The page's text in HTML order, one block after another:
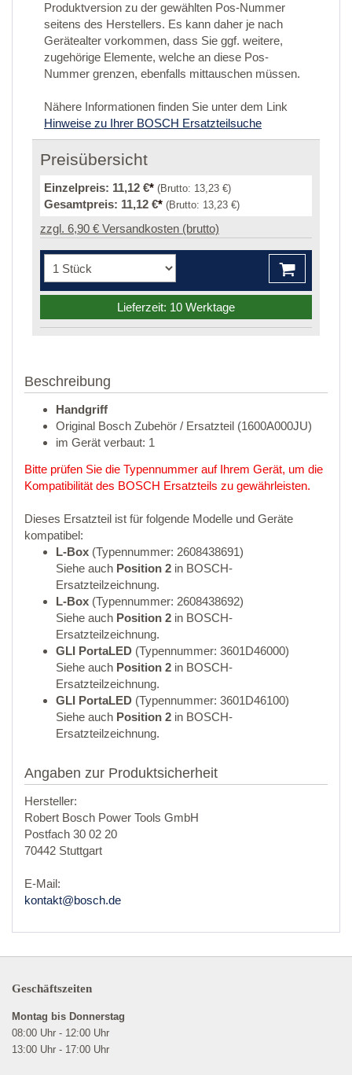
Produktversion zu der gewählten Pos-Nummer
seitens des Herstellers. Es kann daher je nach
Gerätealter vorkommen, dass Sie ggf. weitere,
zugehörige Elemente, welche an diese Pos-
Nummer grenzen, ebenfalls mittauschen müssen.
Nähere Informationen finden Sie unter dem Link
Hinweise zu Ihrer BOSCH Ersatzteilsuche
Preisübersicht
Einzelpreis: 11,12 €* (Brutto: 13,23 €)
Gesamtpreis: 11,12 €* (Brutto: 13,23 €)
zzgl. 6,90 € Versandkosten (brutto)
Lieferzeit: 10 Werktage
Beschreibung
Handgriff
Original Bosch Zubehör / Ersatzteil (1600A000JU)
im Gerät verbaut: 1
Bitte prüfen Sie die Typennummer auf Ihrem Gerät, um die
Kompatibilität des BOSCH Ersatzteils zu gewährleisten.
Dieses Ersatzteil ist für folgende Modelle und Geräte
kompatibel:
L-Box (Typennummer: 2608438691)
Siehe auch Position 2 in BOSCH-
Ersatzteilzeichnung.
L-Box (Typennummer: 2608438692)
Siehe auch Position 2 in BOSCH-
Ersatzteilzeichnung.
GLI PortaLED (Typennummer: 3601D46000)
Siehe auch Position 2 in BOSCH-
Ersatzteilzeichnung.
GLI PortaLED (Typennummer: 3601D46100)
Siehe auch Position 2 in BOSCH-
Ersatzteilzeichnung.
Angaben zur Produktsicherheit
Hersteller:
Robert Bosch Power Tools GmbH
Postfach 30 02 20
70442 Stuttgart
E-Mail:
kontakt@bosch.de
Geschäftszeiten
Montag bis Donnerstag
08:00 Uhr - 12:00 Uhr
13:00 Uhr - 17:00 Uhr